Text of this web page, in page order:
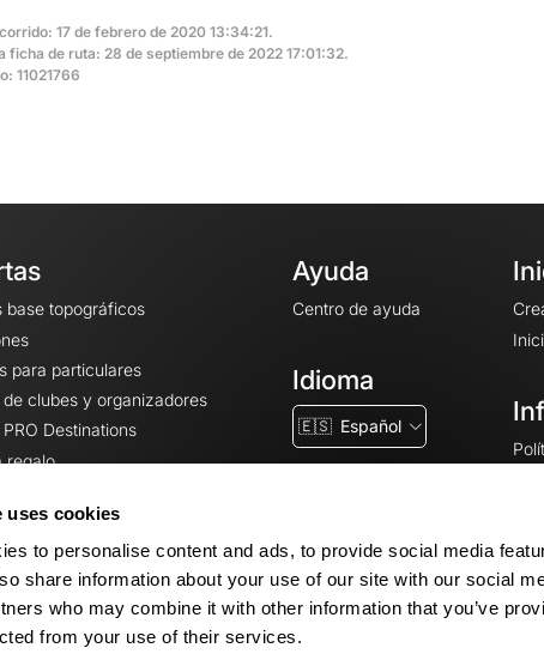
uses cookies
to personalise content and ads, to provide social media
share information about your use of our site with our social
who may combine it with other information that you’ve
from your use of their services.
17 de febrero de 2020 13:34:21.
ficha de ruta: 28 de septiembre de 2022 17:01:32.
11021766
base topográficos
para particulares
clubes y organizadores
Destinations
regalo
Ayuda
Centro de ayuda
Idioma
🇪🇸 Español